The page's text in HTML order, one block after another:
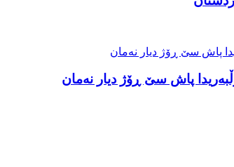
پاش سێ ڕۆژ دیار نەمان